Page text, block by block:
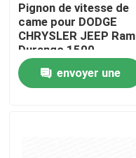
À la maison
Produits
Pignon de vitesse de
came pour DODGE
CHRYSLER JEEP Ram
Durango 1500
CHRYSLER Aspen
JEEP Grand Cherokee
V8GAS SOHC 4.7L
envoyer une